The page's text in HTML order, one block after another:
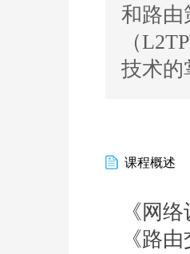
和路由
（
技术的
课程概述
《网
《路